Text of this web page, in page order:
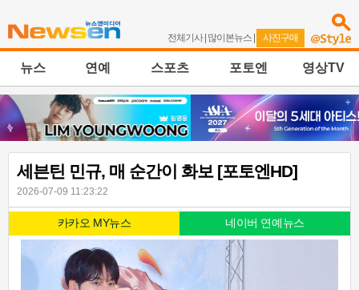
전체기사| 많이본뉴스 | 사진구매
뉴스 연예 스포츠 포토엔 영상TV
세븐틴 민규, 매 순간이 화보 [포토엔HD]
2026-07-09 11:23:22
카카오 MY뉴스 네이버 연예뉴스